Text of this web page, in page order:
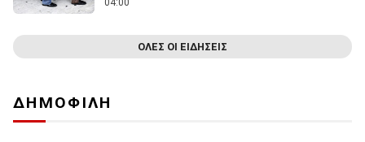
ΟΛΕΣ ΟΙ ΕΙΔΗΣΕΙΣ
ΔΗΜΟΦΙΛΗ